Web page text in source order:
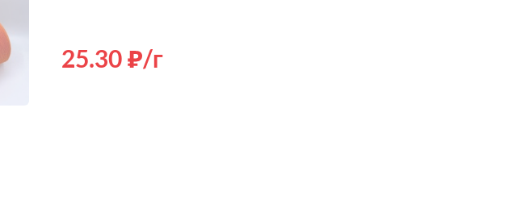
25.30 /г